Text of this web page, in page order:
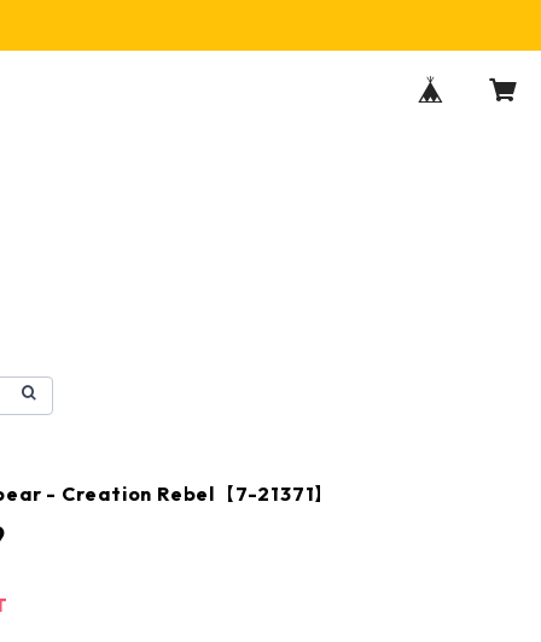
- Creation Rebel【7-21371】